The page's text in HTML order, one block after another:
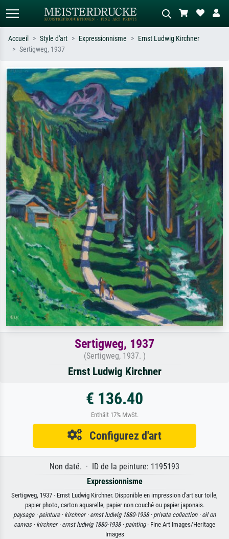
Recherchez par artiste, titre ou style –
ex. Monet, Nuit étoilée,
impressionnisme, vague de Hokusai,
nu.
Décrivez la scène – ex. prairie verte,
abstrait avec beaucoup de rouge,
tableau sombre, nu debout près d'un
arbre.
Accueil Style d'art Expressionnisme
Ernst Ludwig Kirchner
Sertigweg, 1937
Sertigweg, 1937
(Sertigweg, 1937. )
Ernst Ludwig Kirchner
€ 136.40
Enthält 17% MwSt.
Configurez d'art
Non daté. · ID de la peinture: 1195193
Expressionnisme
Sertigweg, 1937 · Ernst Ludwig Kirchner. Disponible en impression d'art sur toile,
papier photo, carton aquarelle, papier non couché ou papier japonais.
paysage · peinture · kirchner · ernst ludwig 1880-1938 · private collection · oil on
canvas · kirchner · ernst ludwig 1880-1938 · painting· Fine Art Images/Heritage
Images